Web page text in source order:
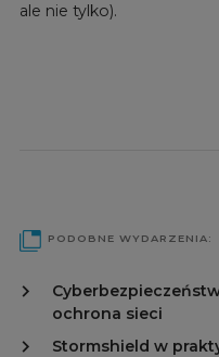
ale nie tylko).
PODOBNE WYDARZENIA:
ochrona sieci
Stormshield w